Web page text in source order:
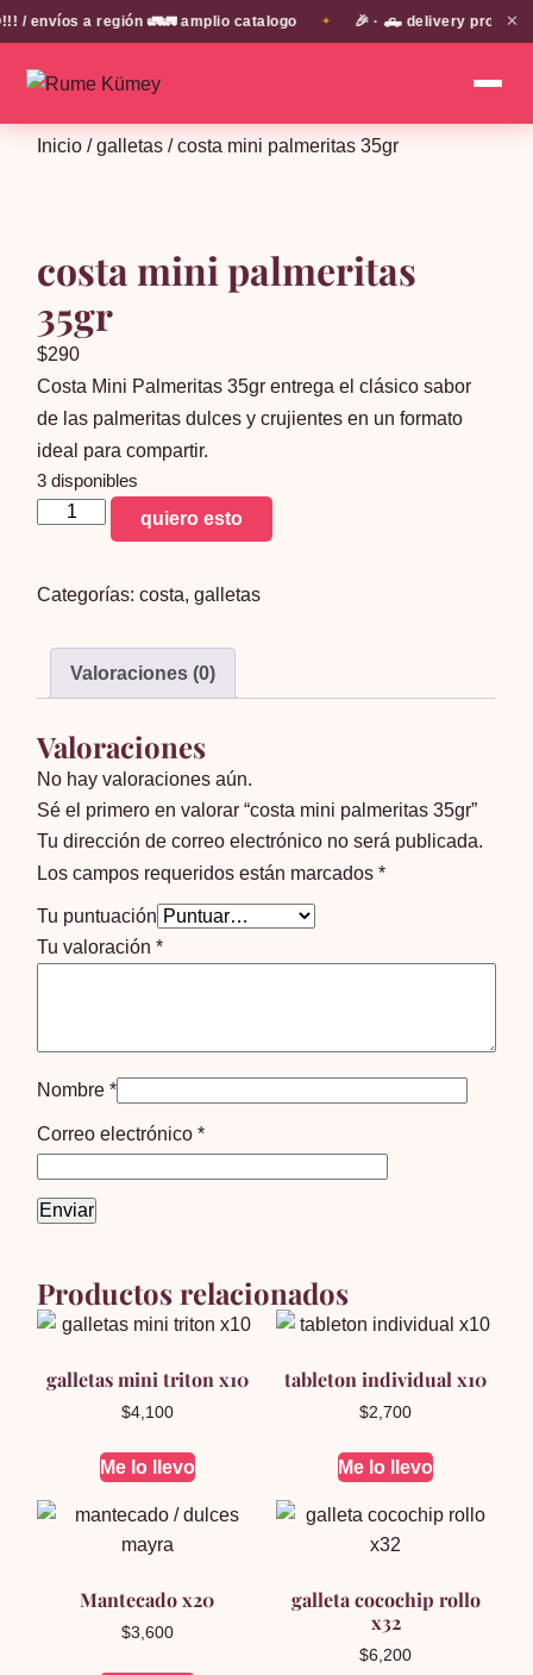
envíos a región 🚛🚛 amplio catalogo 🎉 · 🛻 delivery propio en
✕
Inicio /galletas / costa mini palmeritas 35gr
costa mini palmeritas
35gr
$290
Costa Mini Palmeritas 35gr entrega el clásico sabor
de las palmeritas dulces y crujientes en un formato
ideal para compartir.
3 disponibles
costa
35gr
quiero esto
Categorías:costa,galletas
Valoraciones (0)
Valoraciones
No hay valoraciones aún.
Sé el primero en valorar “costa mini palmeritas 35gr”
Tu dirección de correo electrónico no será publicada.
Los campos requeridos están marcados*
Tu puntuación
Tu valoración*
Nombre*
Correo electrónico*
Productos relacionados
galletas mini triton x10
$4,100
Me lo llevo
tableton individual x10
$2,700
Me lo llevo
Mantecado x20
$3,600
galleta cocochip rollo
x32
$6,200